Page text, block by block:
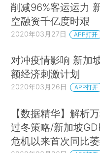
削减96%客运运力
空融资千亿度时艰
2020年03月27日 APP打开
对冲疫情影响 新加
额经济刺激计划
2020年03月26日 APP打开
【数据精华】解析
过冬策略/新加坡
危机以来首次同比